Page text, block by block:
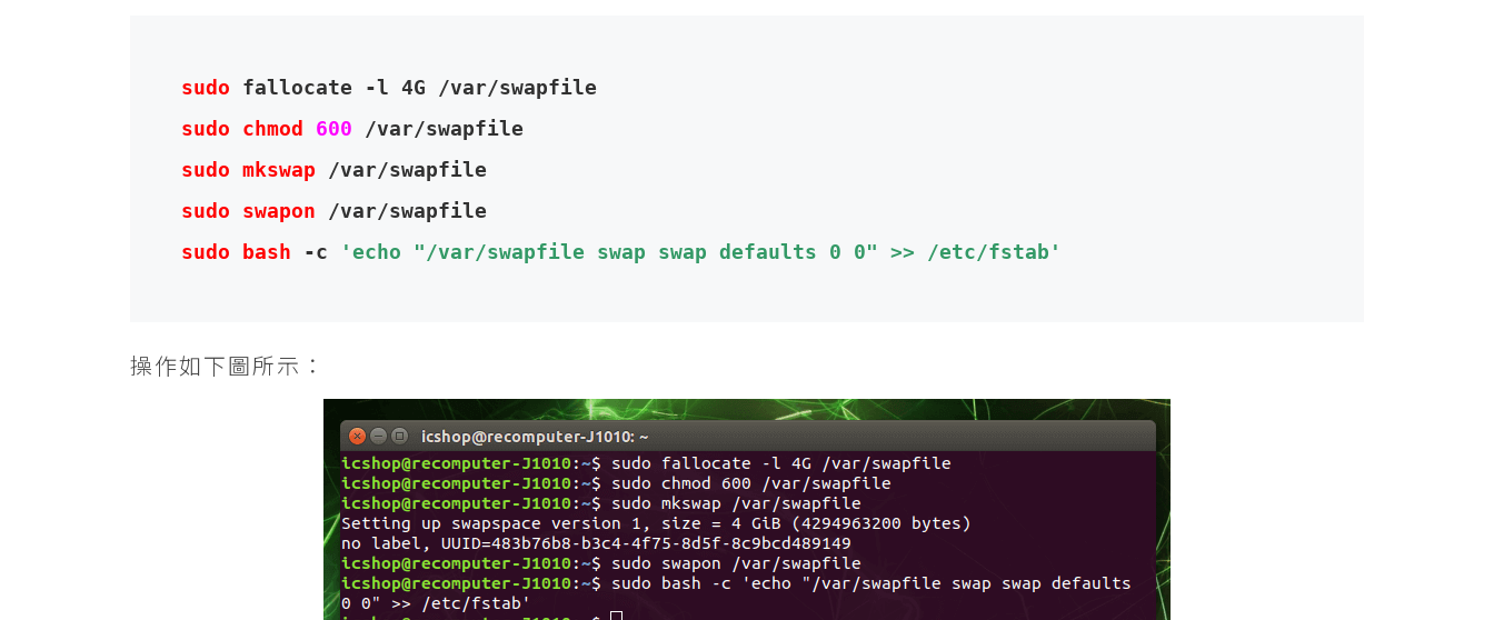
sudo fallocate -l 4G /var/swapfile
sudo chmod
600 /var/swapfile
sudo mkswap /var/swapfile
sudo swapon /var/swapfile
sudo bash -c 'echo "/var/swapfile swap swap defaults 0 0" >> /etc/fstab'
操作如下圖所示：